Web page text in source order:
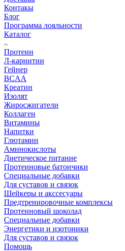
Контакы
Блог
Программа лояльности
Каталог
Протеин
Л-карнитин
Гейнер
BCAA
Креатин
Изолят
Жиросжигатели
Коллаген
Витамины
Напитки
Глютамин
Аминокислоты
Диетическое питание
Протеиновые батончики
Специальные добавки
Для суставов и связок
Шейкеры и акссесуары
Предтренировочные комплексы
Протеиновый шоколад
Специальные добавки
Энергетики и изотоники
Для суставов и связок
Помощь